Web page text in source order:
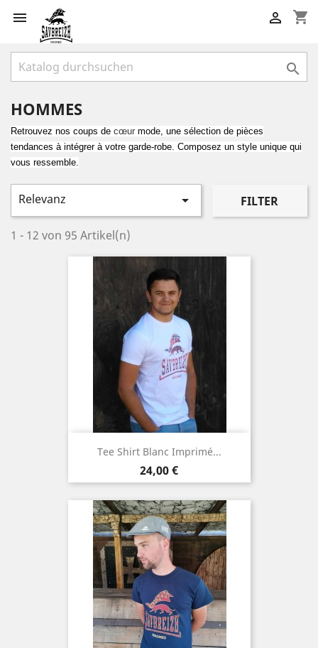
 shopping_cart


HOMMES
Retrouvez nos coups de cœur mode, une sélection de pièces
tendances à intégrer à votre garde-robe. Composez un style unique qui
vous ressemble.
Relevanz  FILTER
1 - 12 von 95 Artikel(n)
Tee Shirt Blanc Imprimé...
Preis
24,00 €